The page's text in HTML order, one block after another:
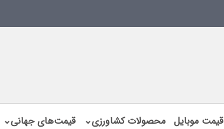
قیمت موبایل محصولات کشاورزی⌄ قیمت‌های جهانی⌄